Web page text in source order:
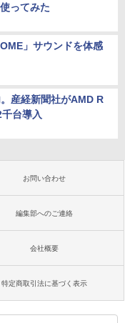
ってみた
」サウンドを体感
産経新聞社がAMD R
台導入
お問い合わせ
編集部へのご連絡
会社概要
特定商取引法に基づく表示